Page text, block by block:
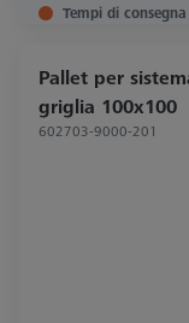
Tempi di
Pallet per
griglia 100x100
602703-9000-201